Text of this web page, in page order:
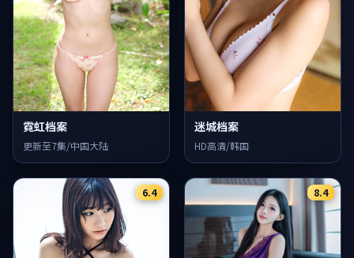
霓虹档案
更新至7集/中国大陆
迷城档案
HD高清/韩国
6.4 8.4